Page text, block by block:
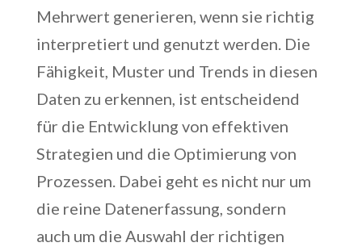
Mehrwert generieren, wenn sie richtig
interpretiert und genutzt werden. Die
Fähigkeit, Muster und Trends in diesen
Daten zu erkennen, ist entscheidend
für die Entwicklung von effektiven
Strategien und die Optimierung von
Prozessen. Dabei geht es nicht nur um
die reine Datenerfassung, sondern
auch um die Auswahl der richtigen